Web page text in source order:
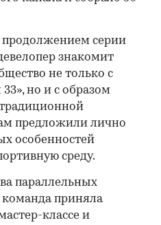
продолжением серии
знакомит
не только с
но и с образом
предложили лично
особенностей
среду.
параллельных
приняла
классе и